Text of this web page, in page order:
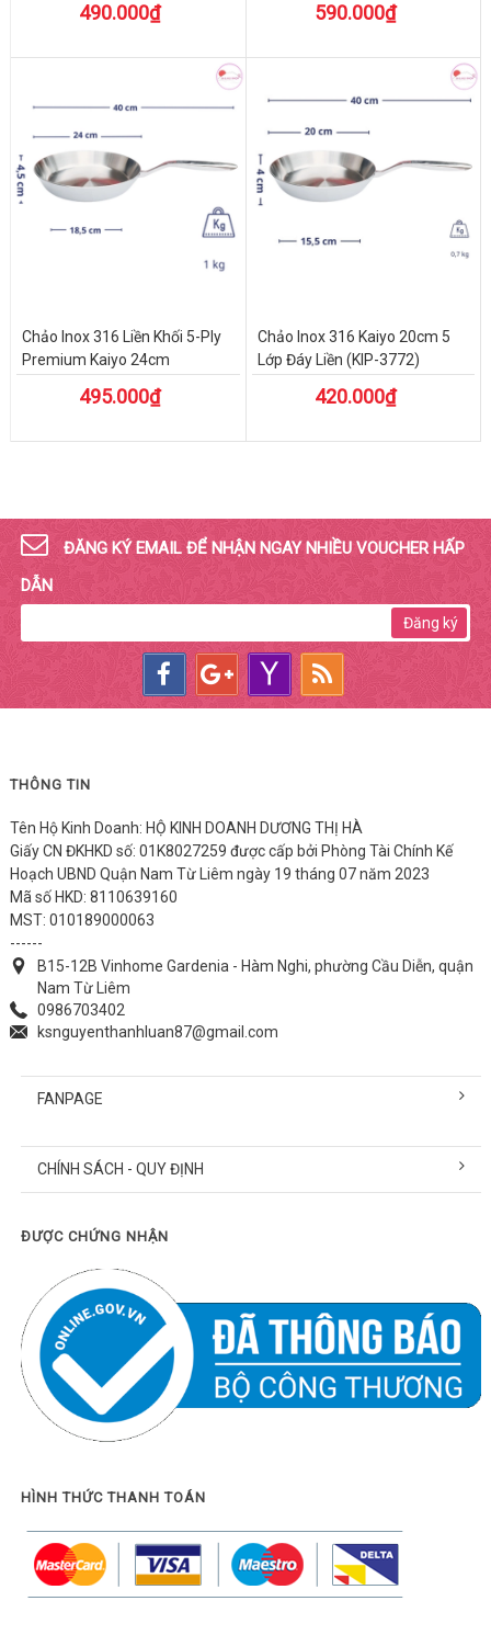
490.000₫ 590.000₫
Chảo Inox 316 Liền Khối 5-Ply
Premium Kaiyo 24cm
495.000₫
Chảo Inox 316 Kaiyo 20cm 5
Lớp Đáy Liền (KIP-3772)
420.000₫
ĐĂNG KÝ EMAIL ĐỂ NHẬN NGAY NHIỀU VOUCHER HẤP
DẪN
Đăng ký
THÔNG TIN
Tên Hộ Kinh Doanh: HỘ KINH DOANH DƯƠNG THỊ HÀ
Giấy CN ĐKHKD số: 01K8027259 được cấp bởi Phòng Tài Chính Kế
Hoạch UBND Quận Nam Từ Liêm ngày 19 tháng 07 năm 2023
Mã số HKD: 8110639160
MST: 010189000063
------
B15-12B Vinhome Gardenia - Hàm Nghi, phường Cầu Diễn, quận
Nam Từ Liêm
0986703402
ksnguyenthanhluan87@gmail.com
FANPAGE
CHÍNH SÁCH - QUY ĐỊNH
ĐƯỢC CHỨNG NHẬN
HÌNH THỨC THANH TOÁN